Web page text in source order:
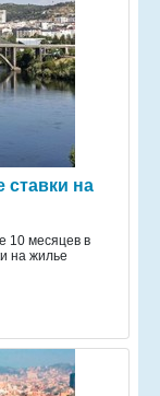
ставки на
10 месяцев в
на жилье